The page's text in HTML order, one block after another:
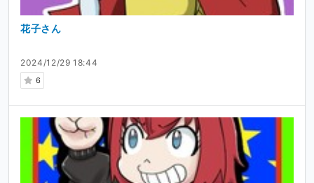
2024/12/29 18:44
6
花子さん